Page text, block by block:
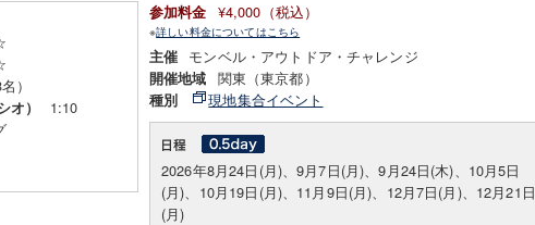
）
） 1:10
参加料金 ¥4,000（税込）
※詳しい料金についてはこちら
主催 モンベル・アウトドア・チャレンジ
開催地域 関東（東京都）
種別 現地集合イベント
2026年8月24日(月)、9月7日(月)、9月24日(木)、10月5日
(月)、10月19日(月)、11月9日(月)、12月7日(月)、12月21日
(月)